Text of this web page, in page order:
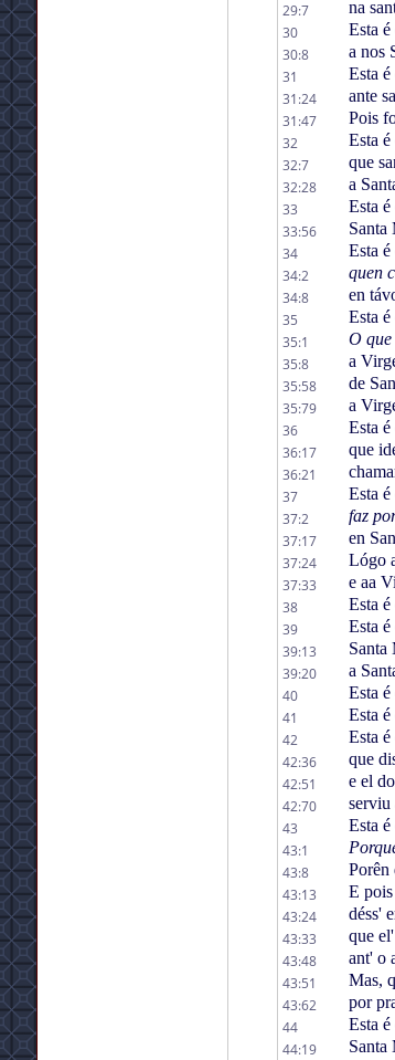
29:7
na
30
Esta
30:8
a nos
31
Esta
31:24
ante
31:47
Pois
32
Esta
32:7
que
32:28
a
33
Esta
33:56
Santa
34
Esta
34:2
quen
34:8
en
35
Esta
35:1
O
35:8
a
35:58
de
35:79
a
36
Esta
36:17
que
36:21
37
Esta
37:2
faz
37:17
en
37:24
Lógo
37:33
e aa
38
Esta
39
Esta
39:13
Santa
39:20
a
40
Esta
41
Esta
42
Esta
42:36
que
42:51
e el
42:70
serviu
43
Esta
43:1
43:8
Porên
43:13
E
43:24
déss'
43:33
que
43:48
ant' o
43:51
Mas,
43:62
por
44
Esta
44:19
Santa